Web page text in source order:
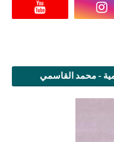
- محمد القاسمي